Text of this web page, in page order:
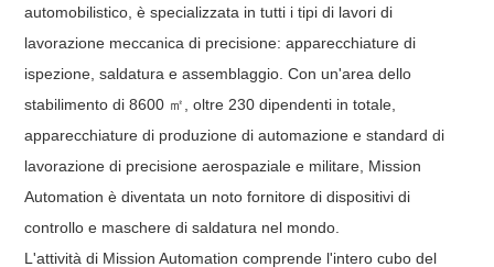
automobilistico, è specializzata in tutti i tipi di lavori di
lavorazione meccanica di precisione: apparecchiature di
ispezione, saldatura e assemblaggio. Con un'area dello
stabilimento di 8600 ㎡, oltre 230 dipendenti in totale,
apparecchiature di produzione di automazione e standard di
lavorazione di precisione aerospaziale e militare, Mission
Automation è diventata un noto fornitore di dispositivi di
controllo e maschere di saldatura nel mondo.
L'attività di Mission Automation comprende l'intero cubo del